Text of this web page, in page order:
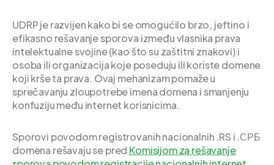
UDRP je razvijen kako bi se omogućilo brzo, jeftino i
efikasno rešavanje sporova između vlasnika prava
intelektualne svojine (kao što su zaštitni znakovi) i
osoba ili organizacija koje poseduju ili koriste domene
koji krše ta prava. Ovaj mehanizam pomaže u
sprečavanju zloupotrebe imena domena i smanjenju
konfuziju među internet korisnicima.
Sporovi povodom registrovanih nacionalnih .RS i .СРБ
domena rešavaju se pred Komisijom za rešavanje